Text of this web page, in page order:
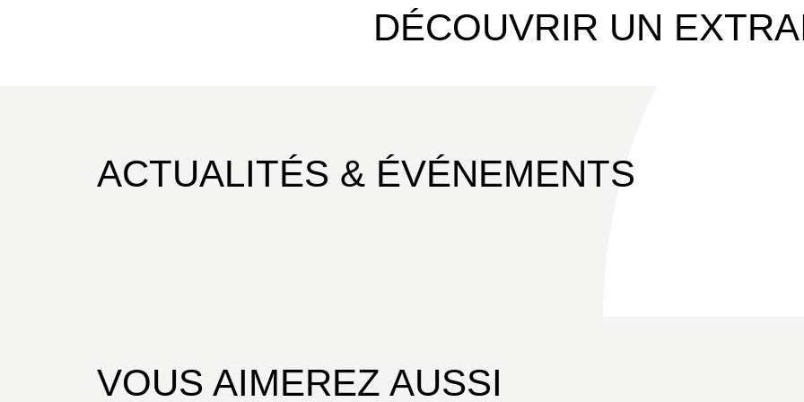
DÉCOUVRIR UN
ACTUALITÉS & ÉVÉNEMENTS
VOUS AIMEREZ AUSSI